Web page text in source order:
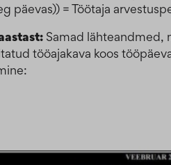
päevas)) = Töötaja
Samad lähteandmed,
tööajakava koos